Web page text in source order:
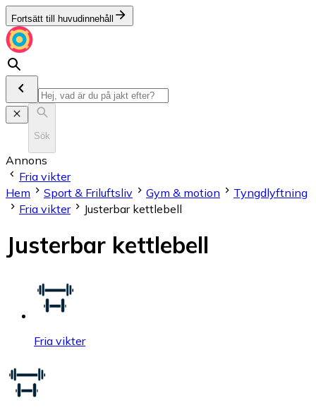
Fortsätt till huvudinnehåll
Sök
Annons
Fria vikter
Hem
Sport & Friluftsliv Gym & motion
Tyngdlyftning
Fria vikter
Justerbar kettlebell
Justerbar kettlebell
Fria vikter